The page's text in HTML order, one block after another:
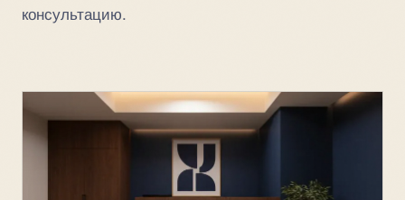
консультацию.